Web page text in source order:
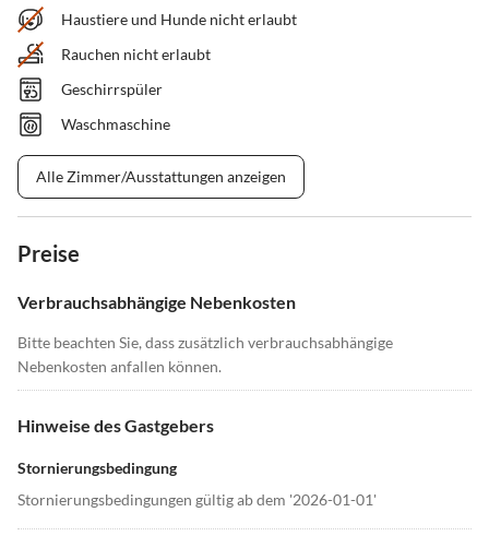
Haustiere und Hunde nicht erlaubt
Rauchen nicht erlaubt
Geschirrspüler
Waschmaschine
Alle Zimmer/Ausstattungen anzeigen
Preise
Verbrauchsabhängige Nebenkosten
Bitte beachten Sie, dass zusätzlich verbrauchsabhängige
Nebenkosten anfallen können.
Hinweise des Gastgebers
Stornierungsbedingung
Stornierungsbedingungen gültig ab dem '2026-01-01'